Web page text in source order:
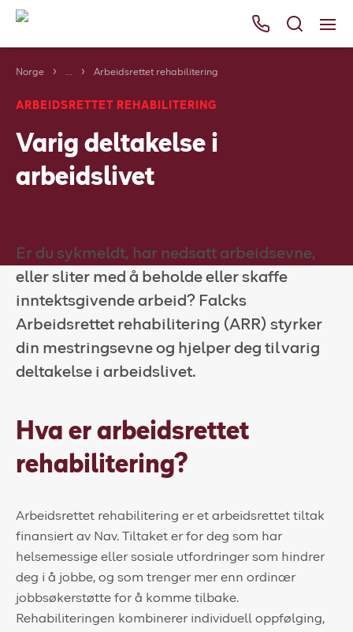
Våre tjenester
Områder
Kurs
Bli kunde
Her finner du oss
Om Falck
Falck Globalt
Norge ... Arbeidsrettet rehabilitering
ARBEIDSRETTET REHABILITERING
Varig deltakelse i
arbeidslivet
Er du sykmeldt, har nedsatt arbeidsevne,
eller sliter med å beholde eller skaffe
inntektsgivende arbeid? Falcks
Arbeidsrettet rehabilitering (ARR) styrker
din mestringsevne og hjelper deg til varig
deltakelse i arbeidslivet.
Hva er arbeidsrettet
rehabilitering?
Arbeidsrettet rehabilitering er et arbeidsrettet tiltak
finansiert av Nav. Tiltaket er for deg som har
helsemessige eller sosiale utfordringer som hindrer
deg i å jobbe, og som trenger mer enn ordinær
jobbsøkerstøtte for å komme tilbake.
Rehabiliteringen kombinerer individuell oppfølging,